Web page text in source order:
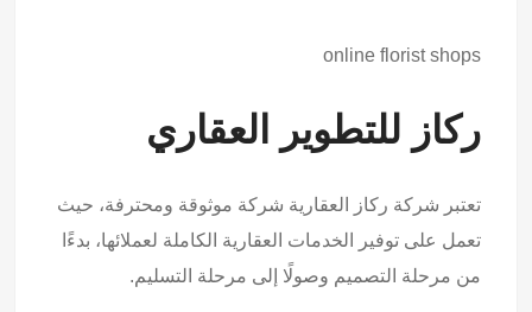
online florist shops
ركاز للتطوير العقاري
تعتبر شركة ركاز العقارية شركة موثوقة ومحترفة، حيث
تعمل على توفير الخدمات العقارية الكاملة لعملائها، بدءًا
من مرحلة التصميم وصولًا إلى مرحلة التسليم.